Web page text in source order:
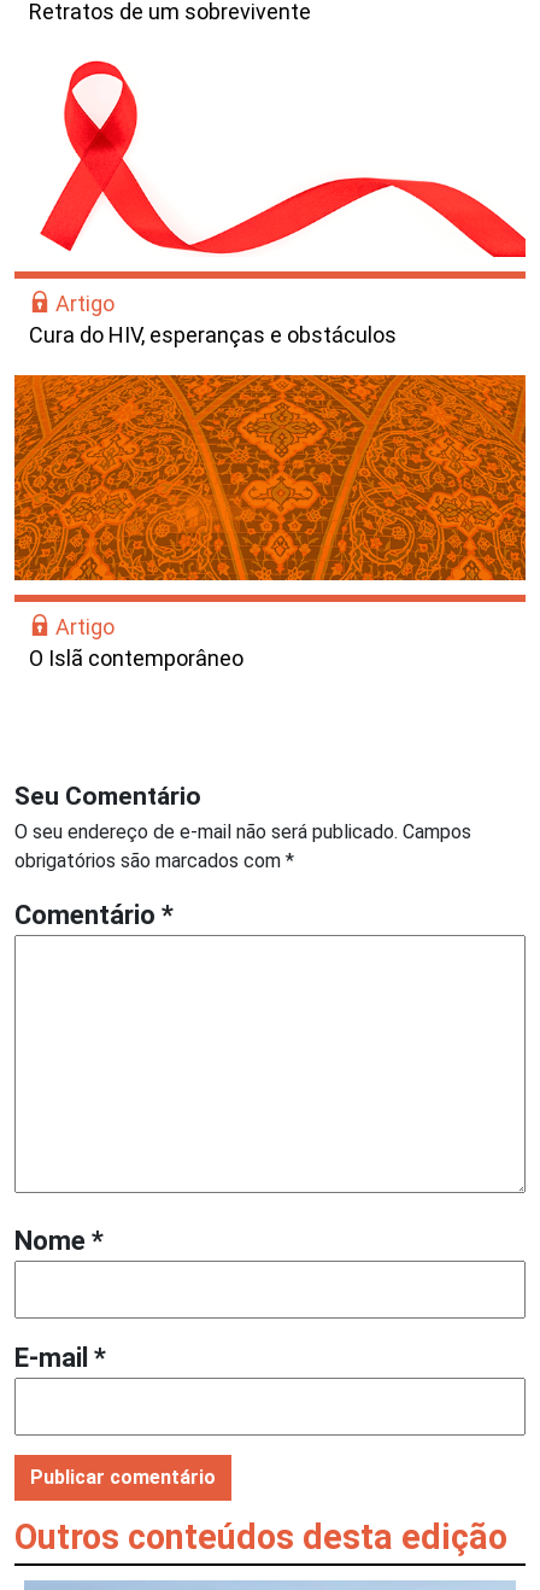
Retratos de um sobrevivente
Artigo
Cura do HIV, esperanças e obstáculos
Artigo
O Islã contemporâneo
Seu Comentário
O seu endereço de e-mail não será publicado. Campos
obrigatórios são marcados com *
Comentário *
Nome *
E-mail *
Outros conteúdos desta edição